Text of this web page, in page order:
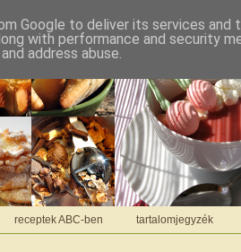
receptek ABC-ben tartalomjegyzék
Google to deliver its services and
with performance and security
address abuse.